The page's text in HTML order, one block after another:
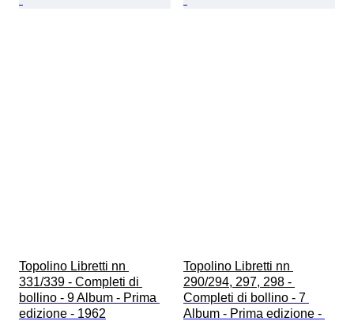
Topolino Libretti nn
331/339 - Completi di
bollino - 9 Album - Prima
edizione - 1962
Topolino Libretti nn
290/294, 297, 298 -
Completi di bollino - 7
Album - Prima edizione -